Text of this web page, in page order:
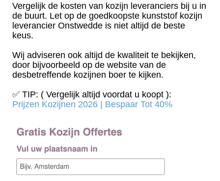
Vergelijk de kosten van kozijn leveranciers bij u in
de buurt. Let op de goedkoopste kunststof kozijn
leverancier Onstwedde is niet altijd de beste
keus.
Wij adviseren ook altijd de kwaliteit te bekijken,
door bijvoorbeeld op de website van de
desbetreffende kozijnen boer te kijken.
✅ TIP: ( Vergelijk altijd voordat u koopt ):
Prijzen Kozijnen 2026 | Bespaar Tot 40%‎